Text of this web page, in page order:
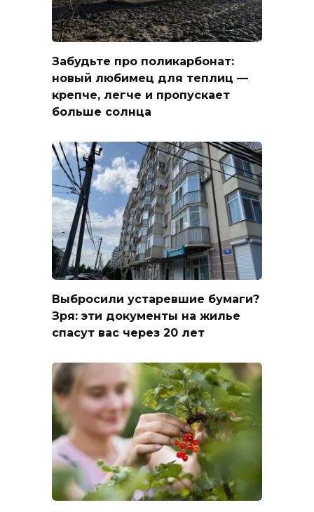
Забудьте про поликарбонат:
новый любимец для теплиц —
крепче, легче и пропускает
больше солнца
Выбросили устаревшие бумаги?
Зря: эти документы на жилье
спасут вас через 20 лет